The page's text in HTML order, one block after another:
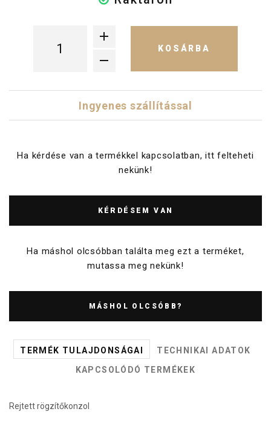
KOSÁRBA
Ingyenes szállítással
Ha kérdése van a termékkel kapcsolatban, itt felteheti
nekünk!
KÉRDÉSEM VAN
Ha máshol olcsóbban találta meg ezt a terméket,
mutassa meg nekünk!
MÁSHOL OLCSÓBB?
TERMÉK TULAJDONSÁGAI
TECHNIKAI ADATOK
KAPCSOLÓDÓ TERMÉKEK
Rejtett rögzítőkonzol